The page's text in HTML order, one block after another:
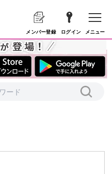
メンバー登録 ログイン メニュー